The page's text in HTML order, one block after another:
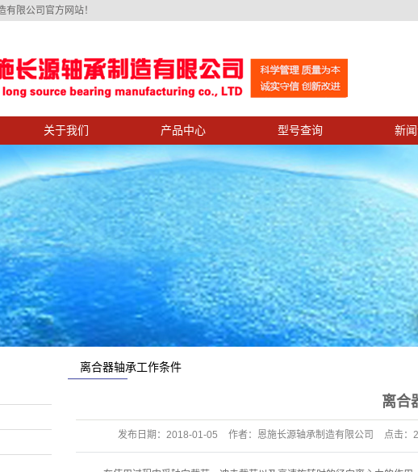
有限公司官方网站！
关于我们
公司简介
总经理致辞
资质荣誉
长源剪影
企业文化
产品中心
产品展示
设备展示
型号查询 新
业务中
行业新闻
离合器轴承工作条件
离合
发布日期： 2018-01-05 作者： 恩施长源轴承制造有限公司 点击：